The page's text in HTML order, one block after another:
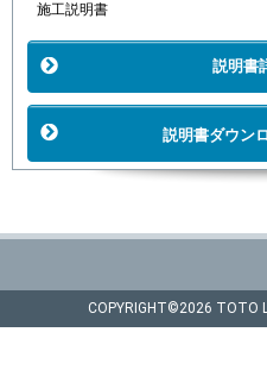
施工説明書
説明書
説明書ダウン
COPYRIGHT©2026 TOTO